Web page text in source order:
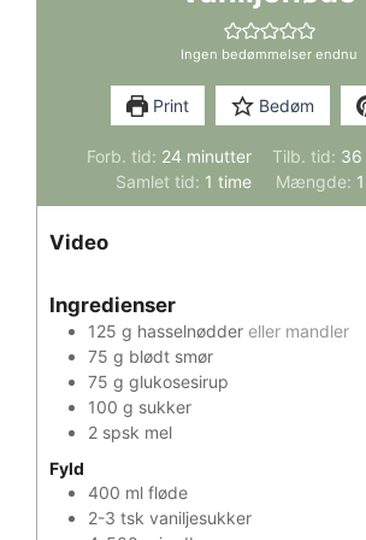
Ingen bedømmelser endnu
Print Bedøm
Forb. tid: 24 minutter
minutter Tilb. tid: 36
Samlet tid: 1 time
time Mængde:
Video
Ingredienser
125 g hasselnødder eller mandler
75 g blødt smør
75 g glukosesirup
100 g sukker
2 spsk mel
Fyld
400 ml fløde
2-3 tsk vaniljesukker